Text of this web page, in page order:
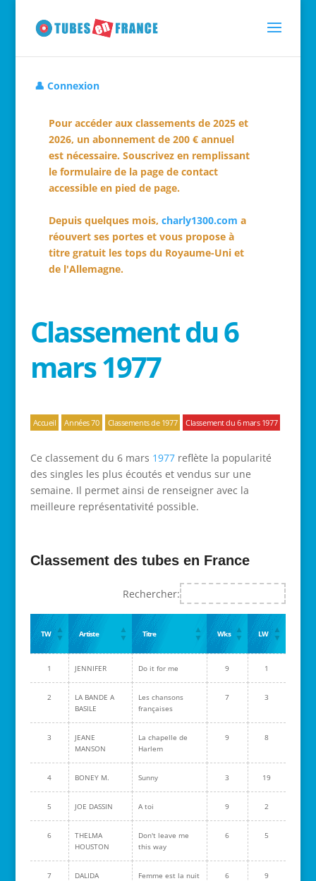
👤 Connexion
Pour accéder aux classements de 2025 et
2026, un abonnement de 200 € annuel
est nécessaire. Souscrivez en remplissant
le formulaire de la page de contact
accessible en pied de page.
Depuis quelques mois, charly1300.com a
réouvert ses portes et vous propose à
titre gratuit les tops du Royaume-Uni et
de l'Allemagne.
Classement du 6
mars 1977
Accueil Années 70 Classements de 1977 Classement du 6 mars 1977
Ce classement du 6 mars 1977reflète la popularité
des singles les plus écoutés et vendus sur une
semaine. Il permet ainsi de renseigner avec la
meilleure représentativité possible.
Classement des tubes en France
Rechercher:
TW Artiste Titre Wks LW
1 JENNIFER Do it for me 9 1
2
LA BANDE A
BASILE
Les chansons
françaises
7 3
3
JEANE
MANSON
La chapelle de
Harlem
9 8
4 BONEY M. Sunny 3 19
5 JOE DASSIN A toi 9 2
6
THELMA
HOUSTON
Don't leave me
this way
6 5
7 DALIDA Femme est la nuit 6 9